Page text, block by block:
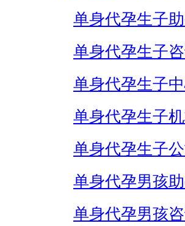
单身代孕生子
单身代孕生子
单身代孕生子
单身代孕生子
单身代孕生子公
单身代孕男孩
单身代孕男孩